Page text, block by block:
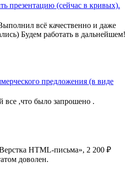
презентацию (сейчас в кривых).
всё качественно и даже
Будем работать в дальнейшем!
предложения (в виде
все ,что было запрошено .
HTML-письма», 2 200 ₽
доволен.